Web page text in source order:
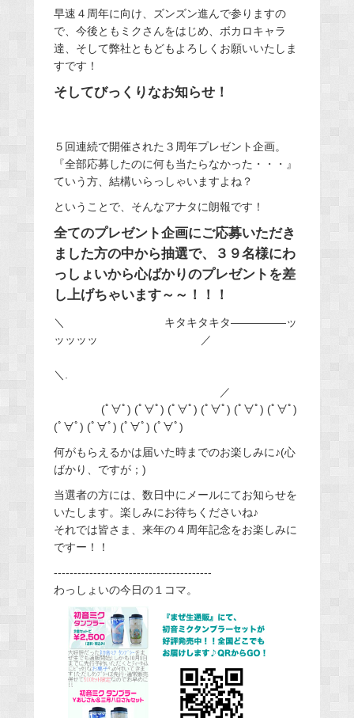
早速４周年に向け、ズンズン進んで参りますの
で、今後ともミクさんをはじめ、ボカロキャラ
達、そして弊社ともどもよろしくお願いいたしま
すです！
そしてびっくりなお知らせ！
５回連続で開催された３周年プレゼント企画。
『全部応募したのに何も当たらなかった・・・』
ていう方、結構いらっしゃいますよね？
ということで、そんなアナタに朗報です！
全てのプレゼント企画にご応募いただき
ました方の中から抽選で、３９名様にわ
っしょいから心ばかりのプレゼントを差
し上げちゃいます～～！！！
＼ キタキタキタ―――――ッ
ッッッッ ／
＼.
／
(ﾟ∀ﾟ) (ﾟ∀ﾟ) (ﾟ∀ﾟ) (ﾟ∀ﾟ) (ﾟ∀ﾟ) (ﾟ∀ﾟ)
(ﾟ∀ﾟ) (ﾟ∀ﾟ) (ﾟ∀ﾟ) (ﾟ∀ﾟ)
何がもらえるかは届いた時までのお楽しみに♪(心
ばかり、ですが；)
当選者の方には、数日中にメールにてお知らせを
いたします。楽しみにお待ちくださいね♪
それでは皆さま、来年の４周年記念をお楽しみに
ですー！！
----------------------------------------
わっしょいの今日の１コマ。